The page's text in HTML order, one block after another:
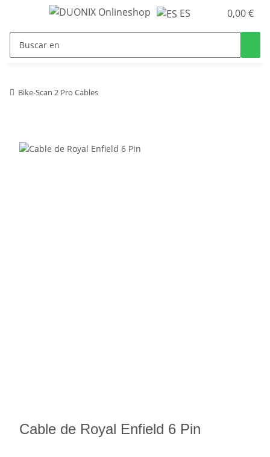
ES 0,00 €
Bike-Scan 2 Pro Cables
Cable de Royal Enfield 6 Pin